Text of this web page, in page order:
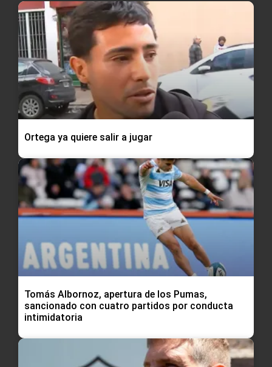
Ortega ya quiere salir a jugar
Tomás Albornoz, apertura de los Pumas,
sancionado con cuatro partidos por conducta
intimidatoria